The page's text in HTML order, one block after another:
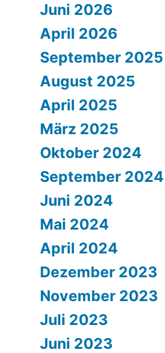
Juni 2026
April 2026
September 2025
August 2025
April 2025
März 2025
Oktober 2024
September 2024
Juni 2024
Mai 2024
April 2024
Dezember 2023
November 2023
Juli 2023
Juni 2023